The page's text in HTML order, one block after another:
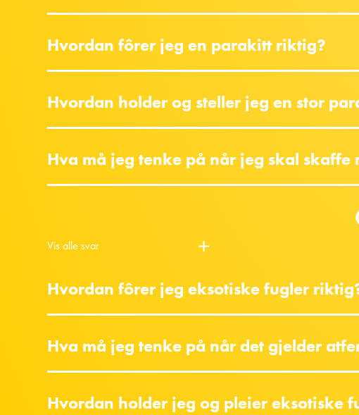
Hvordan fôrer jeg en parakitt riktig?
Hvordan holder og steller jeg en stor
Hva må jeg tenke på når jeg skal
Vis alle svar
Hvordan fôrer jeg eksotiske fugler
Hva må jeg tenke på når det gjelder
Hvordan holder jeg og pleier eksotiske